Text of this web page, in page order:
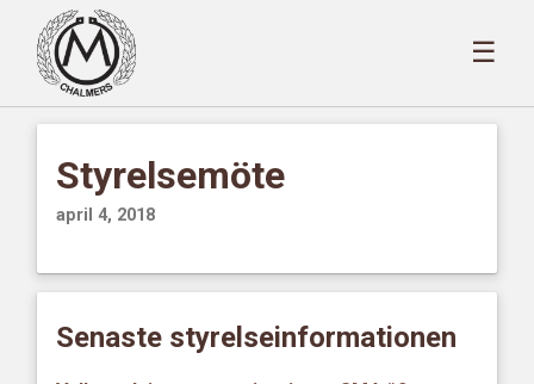
☰
Styrelsemöte
april 4, 2018
Senaste styrelseinformationen